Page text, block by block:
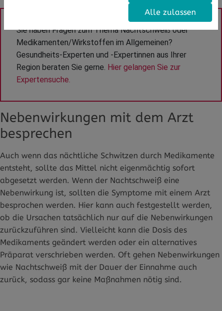
Sie haben Fragen zum Thema Nachtschweiß oder
Medikamenten/Wirkstoffen im Allgemeinen?
Gesundheits-Experten und -Expertinnen aus Ihrer
Region beraten Sie gerne. Hier gelangen Sie zur
Expertensuche.
Nebenwirkungen mit dem Arzt
besprechen
Auch wenn das nächtliche Schwitzen durch Medikamente
entsteht, sollte das Mittel nicht eigenmächtig sofort
abgesetzt werden. Wenn der Nachtschweiß eine
Nebenwirkung ist, sollten die Symptome mit einem Arzt
besprochen werden. Hier kann auch festgestellt werden,
ob die Ursachen tatsächlich nur auf die Nebenwirkungen
zurückzuführen sind. Vielleicht kann die Dosis des
Medikaments geändert werden oder ein alternatives
Präparat verschrieben werden. Oft gehen Nebenwirkungen
wie Nachtschweiß mit der Dauer der Einnahme auch
zurück, sodass gar keine Maßnahmen nötig sind.
Alle zulassen